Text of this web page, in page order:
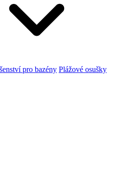
pro bazény Plážové osušky